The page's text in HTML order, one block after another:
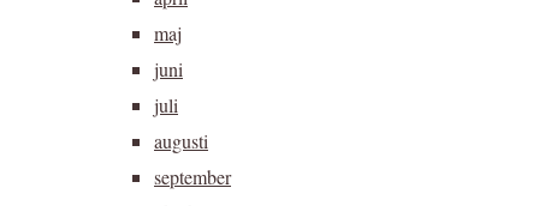
maj
juni
juli
augusti
september